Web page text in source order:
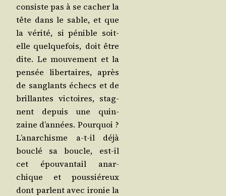
consiste pas à se cacher la
tête dans le sable, et que
la véri­té, si pénible soit-
elle quel­que­fois, doit être
dite. Le mou­ve­ment et la
pen­sée liber­taires, après
de san­glants échecs et de
brillantes vic­toires, stag­
nent depuis une quin­
zaine d’an­nées. Pour­quoi ?
L’a­nar­chisme a‑t-il déjà
bou­clé sa boucle, est-il
cet épou­van­tail anar­
chique et pous­sié­reux
dont parlent avec iro­nie la